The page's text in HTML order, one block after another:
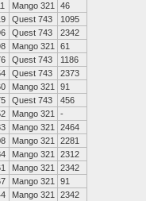
Mango 321
46
Quest 743
1095
Quest 743
2342
Mango 321
61
Quest 743
1186
Quest 743
2373
Mango 321
91
Quest 743
456
Mango 321
-
Mango 321
2464
Mango 321
2281
Mango 321
2312
Mango 321
2342
Mango 321
91
Mango 321
2342